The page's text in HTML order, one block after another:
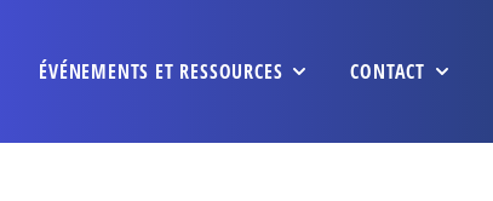
ÉVÉNEMENTS ET RESSOURCES CONTACT